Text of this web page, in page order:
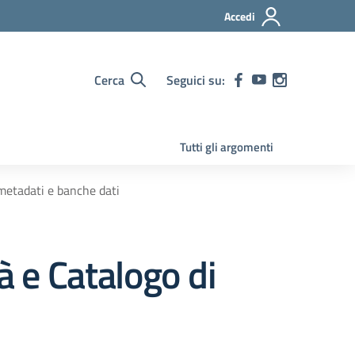
Accedi
Cerca Seguici su:
Tutti gli argomenti
e banche dati
e Catalogo di